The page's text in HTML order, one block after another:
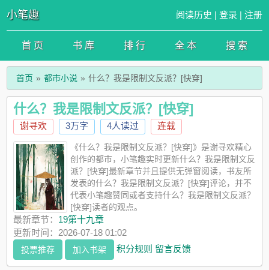
小笔趣 阅读历史 | 登录 | 注册
首 页 书 库 排 行 全 本 搜 索
首页 都市小说 什么？我是限制文反派？[快穿]
什么？我是限制文反派？[快穿]
谢寻欢 3万字 4人读过 连载
《什么？我是限制文反派？[快穿]》是谢寻欢精心
创作的都市，小笔趣实时更新什么？我是限制文反
派？[快穿]最新章节并且提供无弹窗阅读，书友所
发表的什么？我是限制文反派？[快穿]评论，并不
代表小笔趣赞同或者支持什么？我是限制文反派？
[快穿]读者的观点。
最新章节： 19第十九章
更新时间：2026-07-18 01:02
投票推荐 加入书架 积分规则 留言反馈